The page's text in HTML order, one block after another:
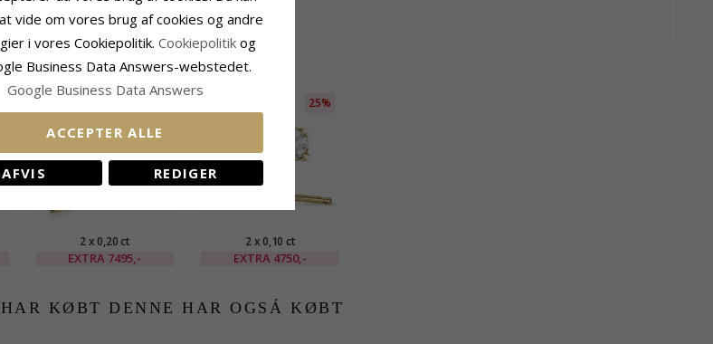
SI på ialt 2 x 0,05 ct.
PRODUKTER
2 x 0,20 ct
solitaireørestikker i 14
EXTRA 7495,-
25%
2 x 0,10 ct
solitaireørestikker i 14
EXTRA 4750,-
KØBT DENNE HAR OGSÁ KØBT
vide om vores brug af cookies og andre
i vores Cookiepolitik. Cookiepolitik og
Business Data Answers-webstedet.
Google Business Data Answers
ACCEPTER ALLE
AFVIS REDIGER